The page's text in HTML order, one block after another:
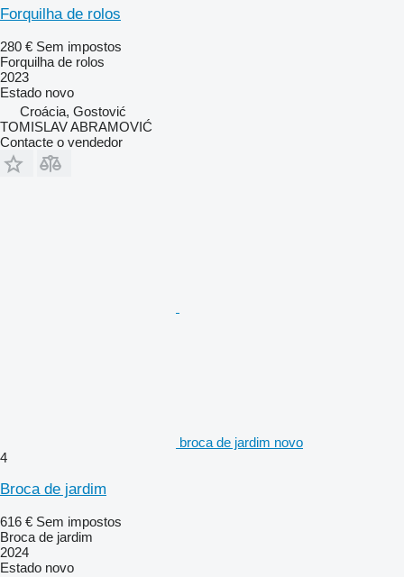
Forquilha de rolos
280 € Sem impostos
Forquilha de rolos
2023
Estado novo
Croácia, Gostović
TOMISLAV ABRAMOVIĆ
Contacte o vendedor
broca de jardim novo
4
Broca de jardim
616 € Sem impostos
Broca de jardim
2024
Estado novo